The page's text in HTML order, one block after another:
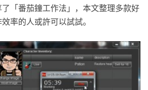
「番茄鐘工作法」，本文整理多款好
率的人或許可以試試。